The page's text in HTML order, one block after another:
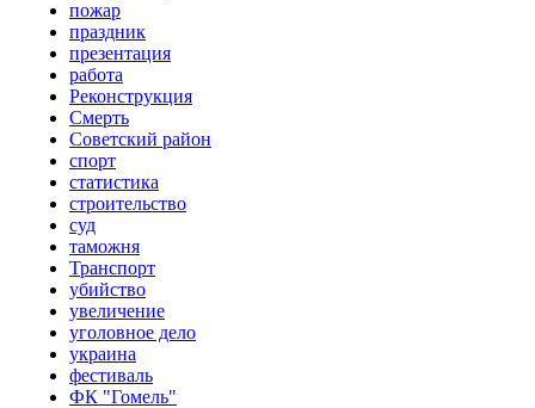
пожар
праздник
презентация
работа
Реконструкция
Смерть
Советский район
спорт
статистика
строительство
суд
таможня
Транспорт
убийство
увеличение
уголовное дело
украина
фестиваль
ФК "Гомель"